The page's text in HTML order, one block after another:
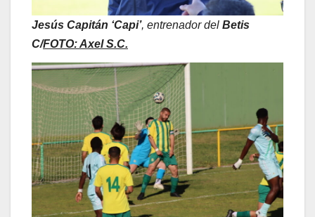
Jesús Capitán ‘Capi’, entrenador del Betis
C/FOTO: Axel S.C.